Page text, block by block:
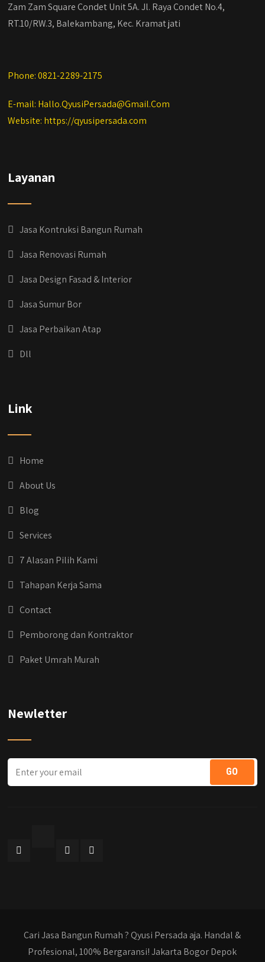
#jasarenovasirumahbekasi
#kontraktorbangunanjabodetabek
Zam Zam Square Condet Unit 5A. Jl. Raya Condet No.4,
RT.10/RW.3, Balekambang, Kec. Kramat jati
Phone: 0821-2289-2175
E-mail: Hallo.QyusiPersada@Gmail.Com
Website: https://qyusipersada.com
Layanan
Jasa Kontruksi Bangun Rumah
Jasa Renovasi Rumah
Jasa Design Fasad & Interior
Jasa Sumur Bor
Jasa Perbaikan Atap
Dll
Link
Home
About Us
Blog
Services
7 Alasan Pilih Kami
Tahapan Kerja Sama
Contact
Pemborong dan Kontraktor
Paket Umrah Murah
Newletter
Cari Jasa Bangun Rumah ? Qyusi Persada aja. Handal &
Profesional, 100% Bergaransi! Jakarta Bogor Depok